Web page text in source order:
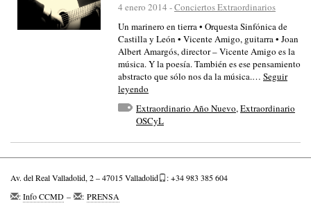
4 enero 2014 -Conciertos Extraordinarios
Un marinero en tierra • Orquesta Sinfónica de
Castilla y León • Vicente Amigo, guitarra • Joan
Albert Amargós, director – Vicente Amigo es la
música. Y la poesía. También es ese pensamiento
abstracto que sólo nos da la música.… Seguir
leyendo
Extraordinario Año Nuevo,Extraordinario
OSCyL
Av. del Real Valladolid, 2 – 47015 Valladolid
: +34 983 385 604
:Info CCMD – : PRENSA